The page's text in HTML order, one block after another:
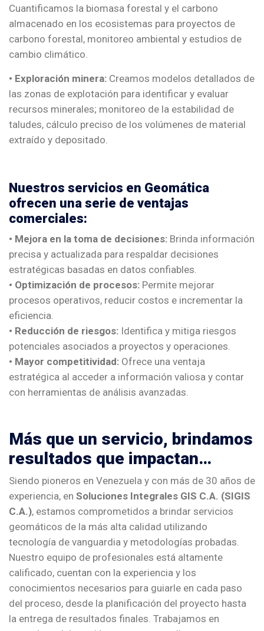
Cuantificamos la biomasa forestal y el carbono
almacenado en los ecosistemas para proyectos de
carbono forestal, monitoreo ambiental y estudios de
cambio climático.
• Exploración minera: Creamos modelos detallados de
las zonas de explotación para identificar y evaluar
recursos minerales; monitoreo de la estabilidad de
taludes, cálculo preciso de los volúmenes de material
extraído y depositado.
Nuestros servicios en Geomática
ofrecen una serie de ventajas
comerciales:
• Mejora en la toma de decisiones: Brinda información
precisa y actualizada para respaldar decisiones
estratégicas basadas en datos confiables.
• Optimización de procesos: Permite mejorar
procesos operativos, reducir costos e incrementar la
eficiencia.
• Reducción de riesgos: Identifica y mitiga riesgos
potenciales asociados a proyectos y operaciones.
• Mayor competitividad: Ofrece una ventaja
estratégica al acceder a información valiosa y contar
con herramientas de análisis avanzadas.
Más que un servicio, brindamos
resultados que impactan…
Siendo pioneros en Venezuela y con más de 30 años de
experiencia, en Soluciones Integrales GIS C.A. (SIGIS
C.A.), estamos comprometidos a brindar servicios
geomáticos de la más alta calidad utilizando
tecnología de vanguardia y metodologías probadas.
Nuestro equipo de profesionales está altamente
calificado, cuentan con la experiencia y los
conocimientos necesarios para guiarle en cada paso
del proceso, desde la planificación del proyecto hasta
la entrega de resultados finales. Trabajamos en